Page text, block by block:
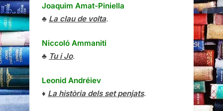
Joaquim Amat-Piniella
♣ La clau de volta.
Niccoló Ammaniti
♣ Tu i Jo.
Leonid Andréiev
♦ La història dels set penjats.